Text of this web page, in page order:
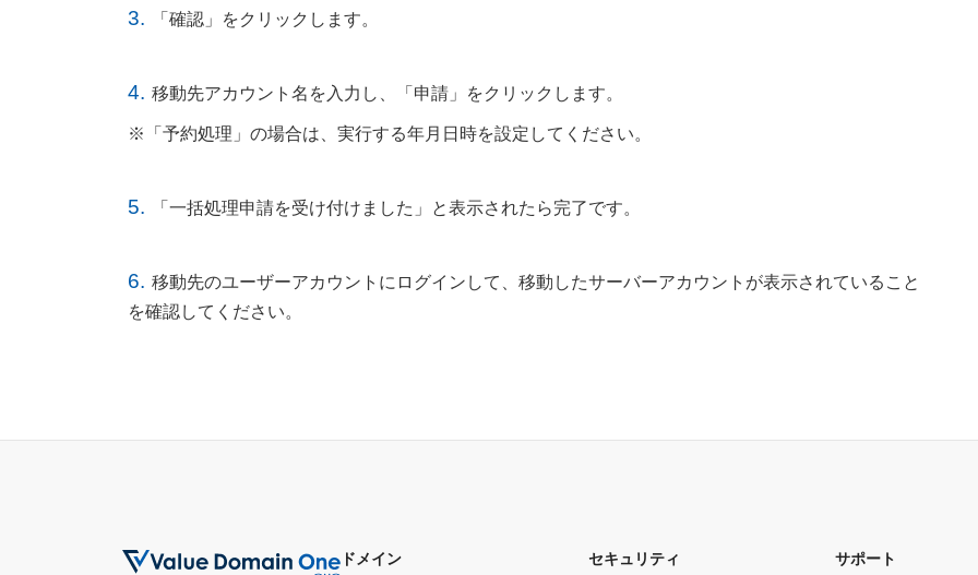
3. 「確認」をクリックします。
4. 移動先アカウント名を入力し、「申請」をクリックします。
※「予約処理」の場合は、実行する年月日時を設定してください。
5. 「一括処理申請を受け付けました」と表示されたら完了です。
6. 移動先のユーザーアカウントにログインして、移動したサーバーアカウントが表示されていること
を確認してください。
ドメイン セキュリティ サポート